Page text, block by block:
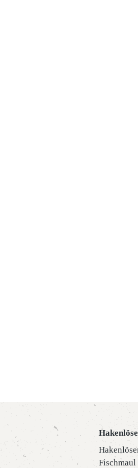
Fischmaul